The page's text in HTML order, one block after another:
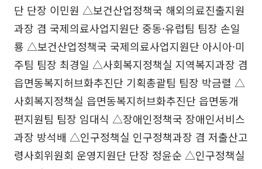
단 단장 이민원 △보건산업정책국 해외의료진출지원
과장 겸 국제의료사업지원단 중동·유럽팀 팀장 손일
룡 △보건산업정책국 국제의료사업지원단 아시아·미
주팀 팀장 최경일 △사회복지정책실 지역복지과장 겸
읍면동복지허브화추진단 기획총괄팀 팀장 박금렬 △
사회복지정책실 읍면동복지허브화추진단 읍면동개
편지원팀 팀장 임대식 △장애인정책국 장애인서비스
과장 방석배 △인구정책실 인구정책과장 겸 저출산고
령사회위원회 운영지원단 단장 정윤순 △인구정책실